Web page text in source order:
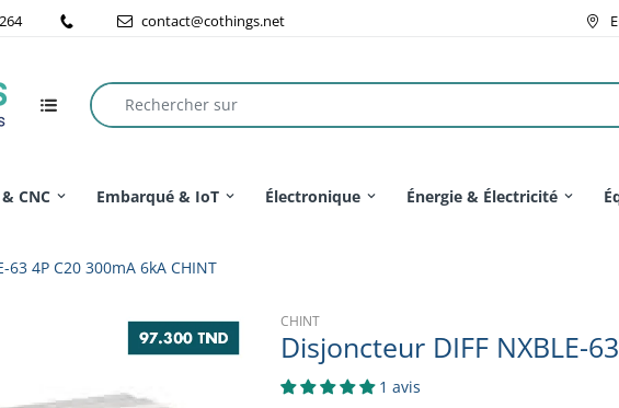
contact@cothings.net
CNC Embarqué & IoT Électronique Énergie & Électricité
63 4P C20 300mA 6kA CHINT
CHINT
Disjoncteur DIFF NXBLE-
1 avis